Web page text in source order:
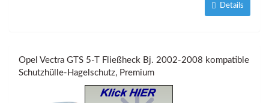
Details
Opel Vectra GTS 5-T Fließheck Bj. 2002-2008 kompatible
Schutzhülle-Hagelschutz, Premium